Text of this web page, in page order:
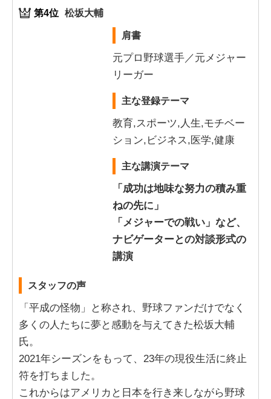
第4位 松坂大輔
肩書
元プロ野球選手／元メジャー
リーガー
主な登録テーマ
教育,スポーツ,人生,モチベー
ション,ビジネス,医学,健康
主な講演テーマ
「成功は地味な努力の積み重
ねの先に」
「メジャーでの戦い」など、
ナビゲーターとの対談形式の
講演
スタッフの声
「平成の怪物」と称され、野球ファンだけでなく
多くの人たちに夢と感動を与えてきた松坂大輔
氏。
2021年シーズンをもって、23年の現役生活に終止
符を打ちました。
これからはアメリカと日本を行き来しながら野球